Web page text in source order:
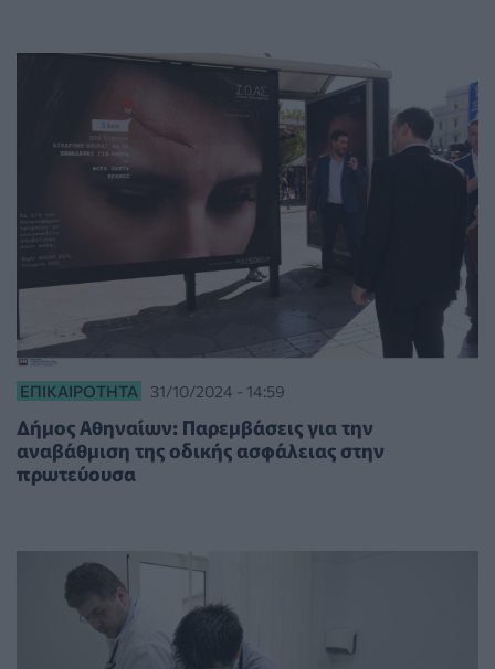
ΕΠΙΚΑΙΡΌΤΗΤΑ 31/10/2024 - 14:59
Δήμος Αθηναίων: Παρεμβάσεις για την
αναβάθμιση της οδικής ασφάλειας στην
πρωτεύουσα